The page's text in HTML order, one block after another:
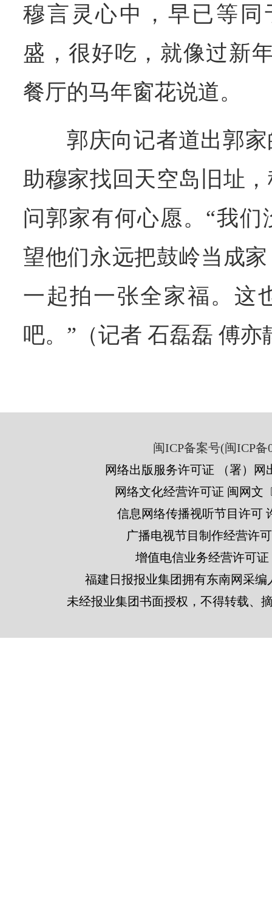
穆言灵心中，早已等同
盛，很好吃，就像过新
餐厅的马年窗花说道。
郭庆向记者道出郭
助穆家找回天空岛旧址
问郭家有何心愿。“我
望他们永远把鼓岭当成
一起拍一张全家福。这
吧。”（记者 石磊磊 傅亦
闽ICP备案号(闽ICP备
网络出版服务许可证 （署）网
网络文化经营许可证 闽网文
信息网络传播视听节目许可
广播电视节目制作经营许
增值电信业务经营许可证
福建日报报业集团拥有东南网采
未经报业集团书面授权，不得转载、